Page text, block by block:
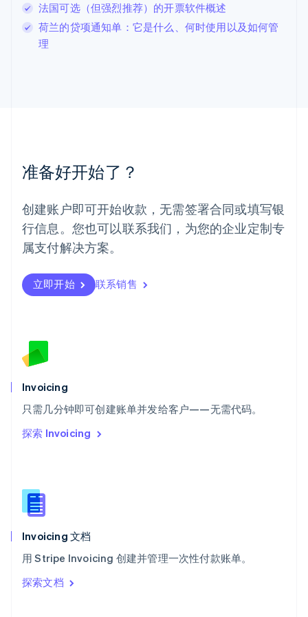
法国可选（但强烈推荐）的开票软件概述
荷兰的贷项通知单：它是什么、何时使用以及如何管
理
准备好开始了？
创建账户即可开始收款，无需签署合同或填写银
行信息。您也可以联系我们，为您的企业定制专
属支付解决方案。
立即开始 联系销售
Invoicing
只需几分钟即可创建账单并发给客户——无需代码。
探索 Invoicing
Invoicing 文档
用 Stripe Invoicing 创建并管理一次性付款账单。
探索文档
罗马尼亚
English
马尔他
English
葡萄牙
日本
日本語 English
瑞典
SvenskaEnglish
Deutsch FrançaisItaliano English
塞浦路斯
English
ไทยEnglish
希腊
English
西班牙
新西兰
English
匈牙利
English
ItalianoEnglish
印度
English